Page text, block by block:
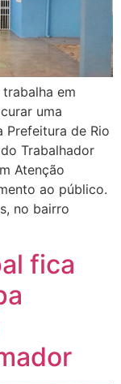
em
uma
Prefeitura de Rio
Trabalhador
Atenção
ao público.
no bairro
fica